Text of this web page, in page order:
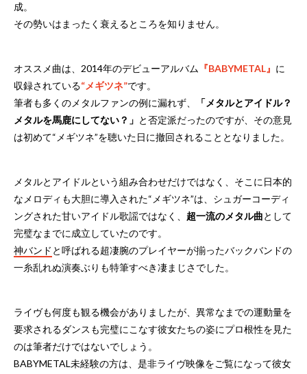
成。
その勢いはまったく衰えるところを知りません。
オススメ曲は、2014年のデビューアルバム 『BABYMETAL』 に
収録されている“メギツネ”です。
筆者も多くのメタルファンの例に漏れず、
「メタルとアイドル？
メタルを馬鹿にしてない？」 と否定派だったのですが、その意見
は初めて“メギツネ”を聴いた日に撤回されることとなりました。
メタルとアイドルという組み合わせだけではなく、そこに日本的
なメロディも大胆に導入された“メギツネ”は、シュガーコーディ
ングされた甘いアイドル歌謡ではなく、 超一流のメタル曲として
完璧なまでに成立していたのです。
神バンド と呼ばれる超凄腕のプレイヤーが揃ったバックバンドの
一糸乱れぬ演奏ぶりも特筆すべき凄まじさでした。
ライヴも何度も観る機会がありましたが、異常なまでの運動量を
要求されるダンスも完璧にこなす彼女たちの姿にプロ根性を見た
のは筆者だけではないでしょう。
BABYMETAL未経験の方は、是非ライヴ映像をご覧になって彼女